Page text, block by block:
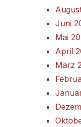
Juni
Mai
April
März